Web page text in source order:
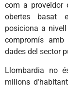
com a proveïdor
obertes basat
posiciona a
compromís
dades del sector
Llombardia no
milions